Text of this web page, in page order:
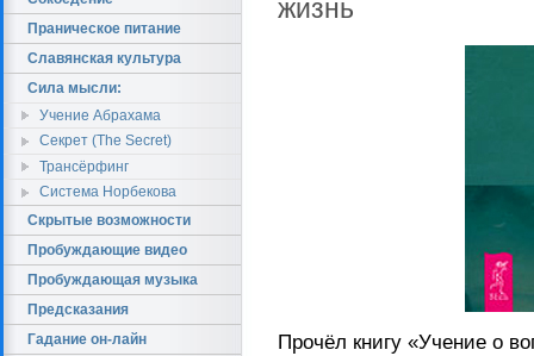
Праническое питание
Славянская культура
Сила мысли:
Учение Абрахама
Секрет (The Secret)
Трансёрфинг
Система Норбекова
Скрытые возможности
Пробуждающие видео
Пробуждающая музыка
Предсказания
Гадание он-лайн
жизнь
Прочёл книгу «Учение о